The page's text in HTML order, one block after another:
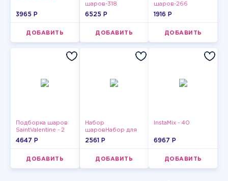
3965 P
ДОБАВИТЬ
шаров-318
6525 P
ДОБАВИТЬ
шаров-266
1916 P
ДОБАВИТЬ
Подборка шаров
SaintValentine - 2
4647 P
ДОБАВИТЬ
Набор
шаровНабор для
мужчин-12
2561 P
ДОБАВИТЬ
InstaMix - 40
6967 P
ДОБАВИТЬ